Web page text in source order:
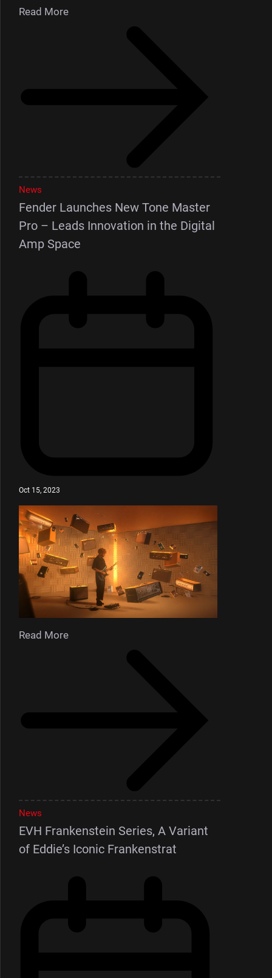
Read More
News
Fender Launches New Tone Master
Pro – Leads Innovation in the Digital
Amp Space
Oct 15, 2023
Read More
News
EVH Frankenstein Series, A Variant
of Eddie’s Iconic Frankenstrat